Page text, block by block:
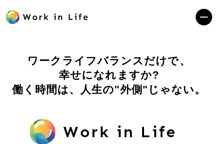
ワークライフバランスだけで、
幸せになれますか?
働く時間は、人生の"外側"じゃない。
Work in Life